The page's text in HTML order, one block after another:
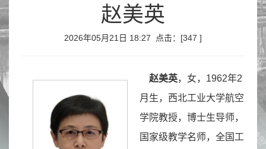
赵美英
2026年05月21日 18:27 点击：[347 ]
赵美英，女，1962年2
月生，西北工业大学航空
学院教授，博士生导师，
国家级教学名师，全国工